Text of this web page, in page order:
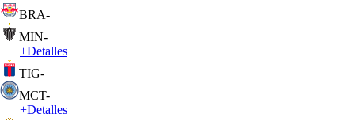
BRA-
MIN-
+Detalles
TIG-
MCT-
+Detalles